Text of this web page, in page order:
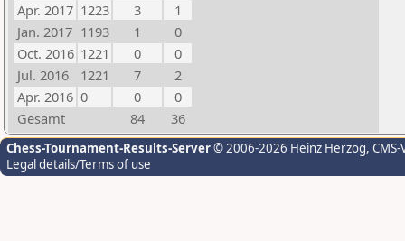
Apr. 2017 1223 3
1
Jan. 2017 1193 1
0
Oct. 2016 1221 0
0
Jul. 2016
1221 7
2
Apr. 2016 0 0
0
Gesamt
84 36
Chess-Tournament-Results-Server© 2006-2026 Heinz Herzog,
Legal details/Terms of use